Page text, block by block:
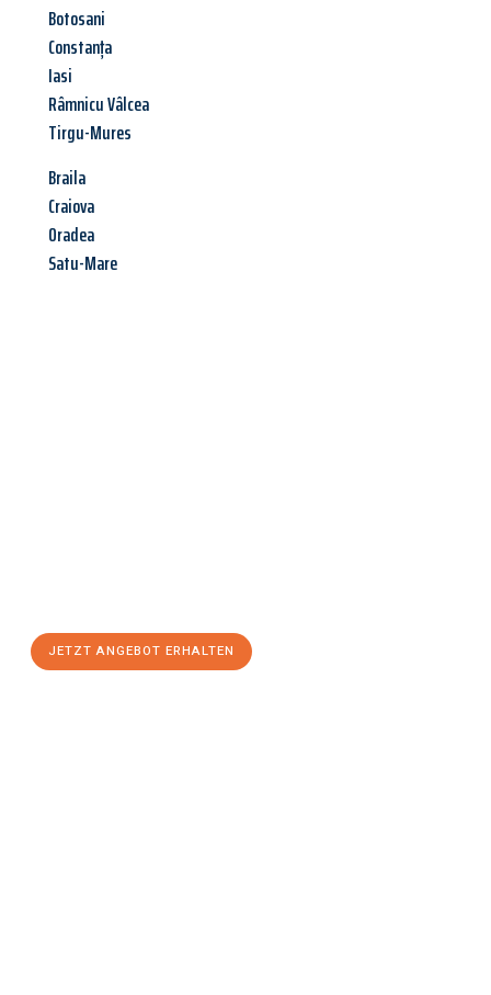
Botosani
Constanța
Iasi
Râmnicu Vâlcea
Tirgu-Mures
Braila
Craiova
Oradea
Satu-Mare
JETZT ANGEBOT ERHALTEN